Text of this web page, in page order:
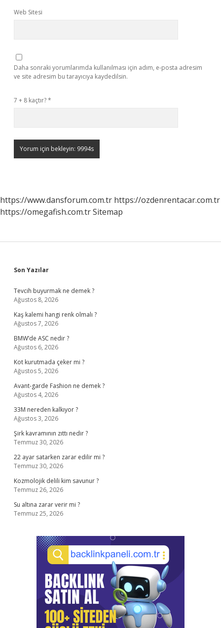
Web Sitesi
Daha sonraki yorumlarımda kullanılması için adım, e-posta adresim
ve site adresim bu tarayıcıya kaydedilsin.
7 + 8 kaçtır?*
https://www.dansforum.com.tr https://ozdenrentacar.com.tr
https://omegafish.com.trSitemap
Sidebar
Son Yazılar
Tevcih buyurmak ne demek ?
Ağustos 8, 2026
Kaş kalemi hangi renk olmalı ?
Ağustos 7, 2026
BMW’de ASC nedir ?
Ağustos 6, 2026
Kot kurutmada çeker mi ?
Ağustos 5, 2026
Avant-garde Fashion ne demek ?
Ağustos 4, 2026
33M nereden kalkıyor ?
Ağustos 3, 2026
Şirk kavramının zıttı nedir ?
Temmuz 30, 2026
22 ayar satarken zarar edilir mi ?
Temmuz 30, 2026
Kozmolojik delili kim savunur ?
Temmuz 26, 2026
Su altına zarar verir mi ?
Temmuz 25, 2026